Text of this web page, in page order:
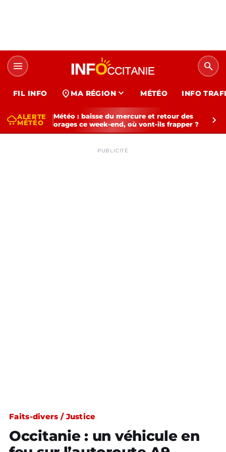
menu search
FIL INFO location_on MA RÉGION expand_more MÉTÉO INFO
thunderstormALERTE
MÉTÉO
Météo : baisse du mercure et retour des
orages ce week-end, où vont-ils frapper ?
chevron_right
PUBLICITÉ
Faits-divers / Justice
Occitanie : un véhicule en